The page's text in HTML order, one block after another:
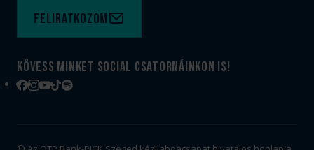
Adatvédelem
Felhasználási feltételek
Kapcsolat
Feliratkozom
Kövess minket social csatornáinkon is!
Facebook
Instagram
YouTube
TikTokSpotify